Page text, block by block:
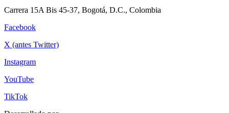
Carrera 15A Bis 45-37, Bogotá, D.C., Colombia
Facebook
X (antes Twitter)
Instagram
YouTube
TikTok